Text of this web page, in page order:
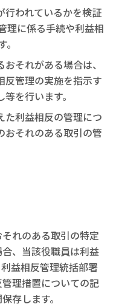
行われているかを検証
理に係る手続や利益相
それがある場合は、
反管理の実施を指示す
を行います。
た利益相反の管理につ
おそれのある取引の管
れのある取引の特定
、当該役職員は利益
益相反管理統括部署
理措置についての記
存します。